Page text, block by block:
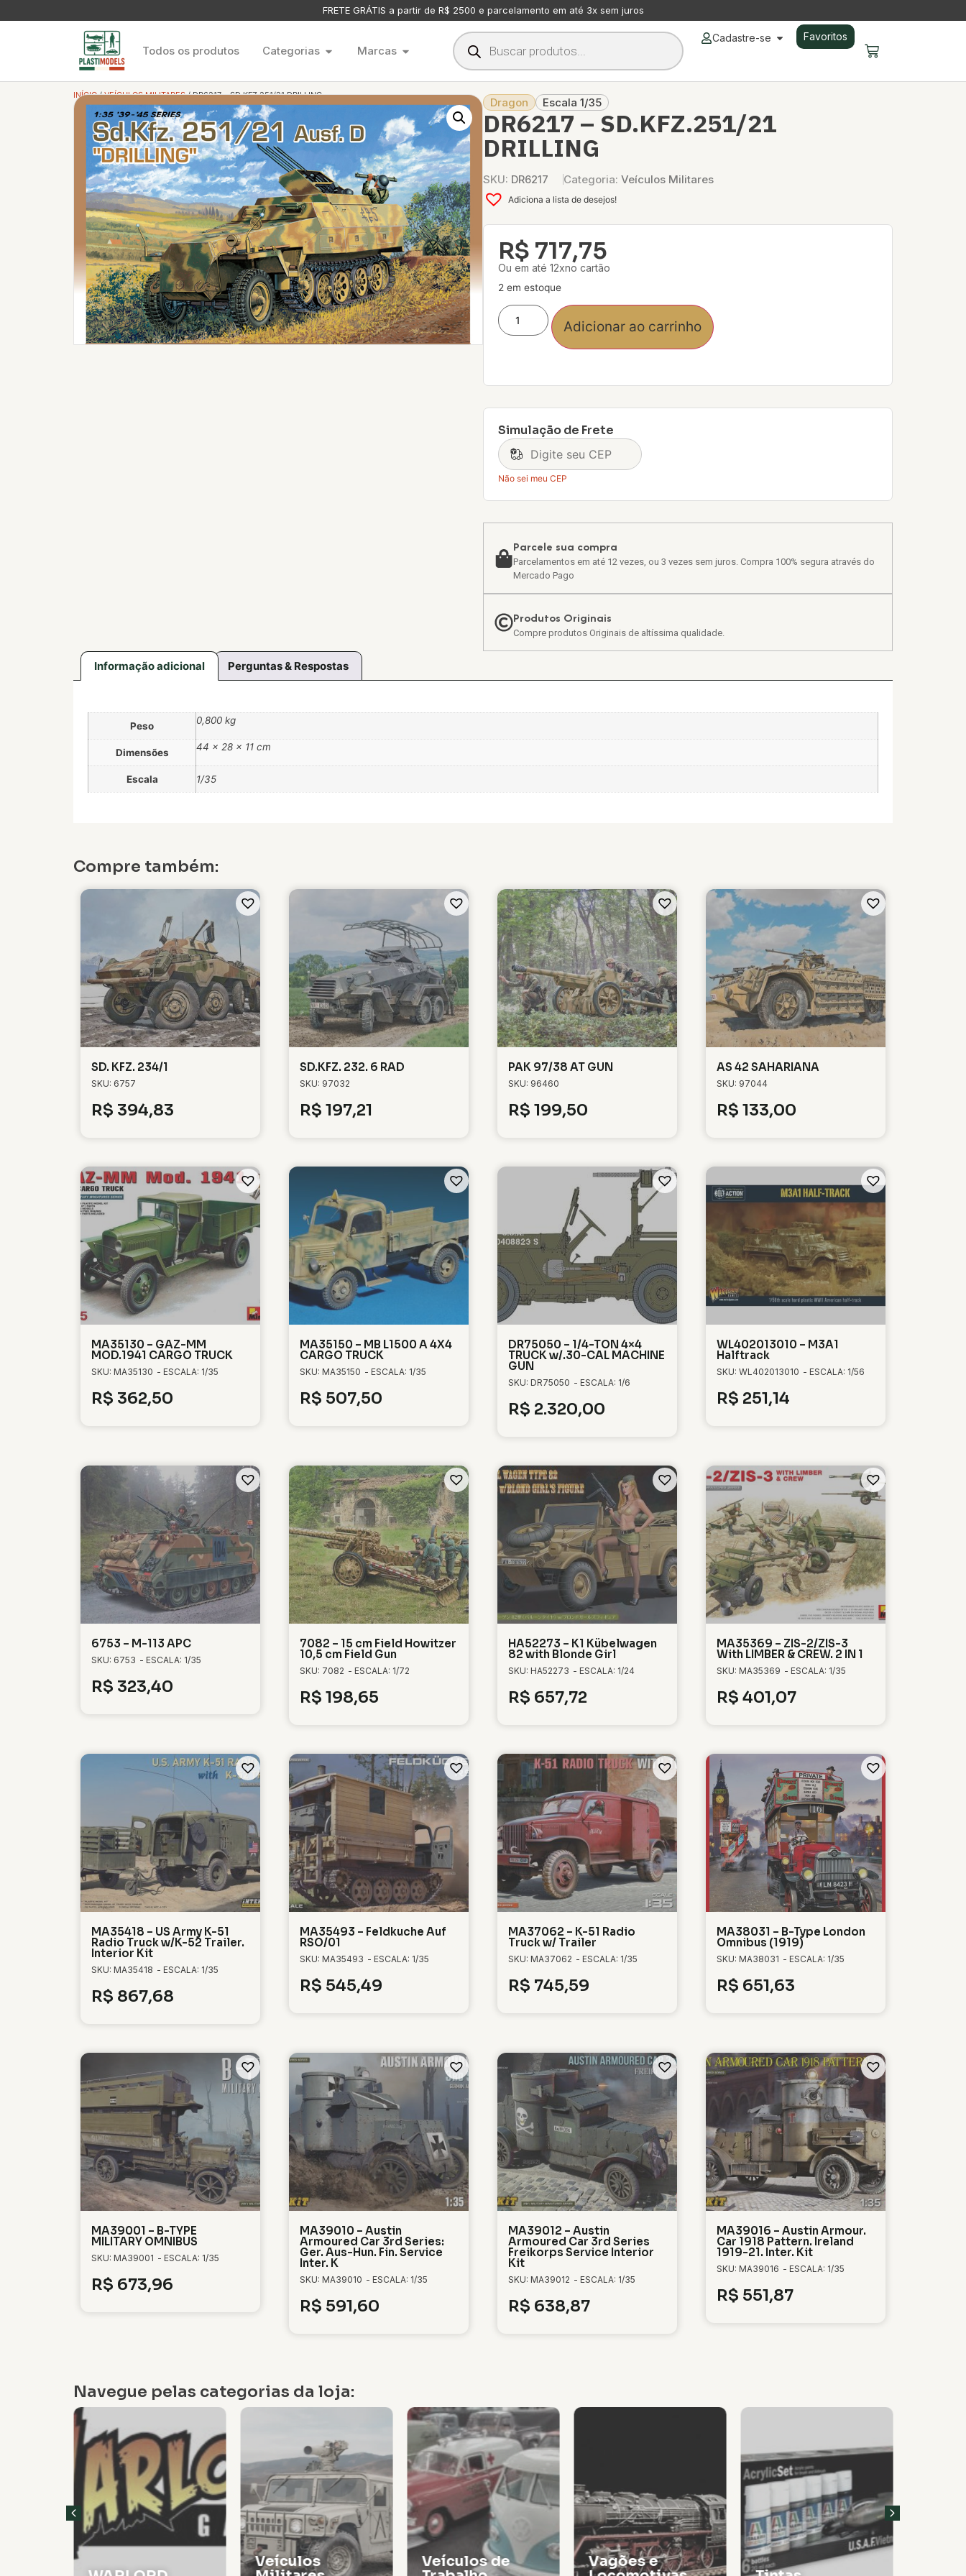
FRETE GRÁTIS a partir de R$ 2500 e parcelamento em até 3x sem juros
Todos os produtos Categorias Marcas
Cadastre-se Favoritos
INÍCIO/VEÍCULOS MILITARES/ DR6217 – SD.KFZ.251/21 DRILLING
Dragon Escala 1/35
DR6217 – SD.KFZ.251/21
DRILLING
SKU: DR6217 Categoria: Veículos Militares
Adiciona a lista de desejos!
R$ 717,75
Ou em até 12xno cartão
2 em estoque
Adicionar ao carrinho
Simulação de Frete
Não sei meu CEP
Parcele sua compra
Parcelamentos em até 12 vezes, ou 3 vezes sem juros. Compra 100% segura através do
Mercado Pago
Produtos Originais
Compre produtos Originais de altíssima qualidade.
Informação adicional Perguntas & Respostas
Peso 0,800 kg
Dimensões 44 × 28 × 11 cm
Escala 1/35
Compre também:
SD. KFZ. 234/1
SKU: 6757
R$ 394,83
SD.KFZ. 232. 6 RAD
SKU: 97032
R$ 197,21
PAK 97/38 AT GUN
SKU: 96460
R$ 199,50
AS 42 SAHARIANA
SKU: 97044
R$ 133,00
MA35130 – GAZ-MM
MOD.1941 CARGO TRUCK
SKU: MA35130 - ESCALA: 1/35
R$ 362,50
MA35150 – MB L1500 A 4X4
CARGO TRUCK
SKU: MA35150 - ESCALA: 1/35
R$ 507,50
DR75050 – 1/4-TON 4×4
TRUCK w/.30-CAL MACHINE
GUN
SKU: DR75050 - ESCALA: 1/6
R$ 2.320,00
WL402013010 – M3A1
Halftrack
SKU: WL402013010 - ESCALA: 1/56
R$ 251,14
6753 – M-113 APC
SKU: 6753 - ESCALA: 1/35
R$ 323,40
7082 – 15 cm Field Howitzer
10,5 cm Field Gun
SKU: 7082 - ESCALA: 1/72
R$ 198,65
HA52273 – K1 Kübelwagen
82 with Blonde Girl
SKU: HA52273 - ESCALA: 1/24
R$ 657,72
MA35369 – ZIS-2/ZIS-3
With LIMBER & CREW. 2 IN 1
SKU: MA35369 - ESCALA: 1/35
R$ 401,07
MA35418 – US Army K-51
Radio Truck w/K-52 Trailer.
Interior Kit
SKU: MA35418 - ESCALA: 1/35
R$ 867,68
MA35493 – Feldkuche Auf
RSO/01
SKU: MA35493 - ESCALA: 1/35
R$ 545,49
MA37062 – K-51 Radio
Truck w/ Trailer
SKU: MA37062 - ESCALA: 1/35
R$ 745,59
MA38031 – B-Type London
Omnibus (1919)
SKU: MA38031 - ESCALA: 1/35
R$ 651,63
MA39001 – B-TYPE
MILITARY OMNIBUS
SKU: MA39001 - ESCALA: 1/35
R$ 673,96
MA39010 – Austin
Armoured Car 3rd Series:
Ger. Aus-Hun. Fin. Service
Inter. K
SKU: MA39010 - ESCALA: 1/35
R$ 591,60
MA39012 – Austin
Armoured Car 3rd Series
Freikorps Service Interior
Kit
SKU: MA39012 - ESCALA: 1/35
R$ 638,87
MA39016 – Austin Armour.
Car 1918 Pattern. Ireland
1919-21. Inter. Kit
SKU: MA39016 - ESCALA: 1/35
R$ 551,87
Navegue pelas categorias da loja:
Veículos
Veículos de
Vagões e